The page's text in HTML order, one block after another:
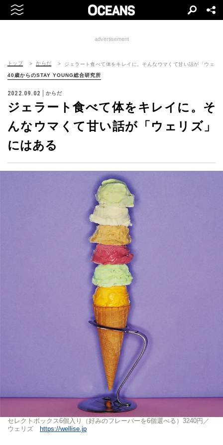
advertisement
トップ からだ ジェラート食べて体をキレイに。そんなウマくて甘い話が「ウェリ
40歳からのSTAY YOUNG総合研究所
2022.09.02 からだ
ジェラート食べて体をキレイに。そ
んなウマくて甘い話が「ウェリズ」
にはある
セレクトボックス6個入り（好みのフレーバーを6個選べる）3240円／
ウェリズ
https://wellise.jp